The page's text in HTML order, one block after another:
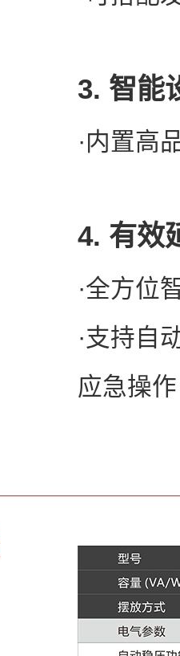
3. 智能
·内置高
4. 有效
·全方位
·支持自
应急操作